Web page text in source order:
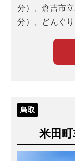
分）、倉吉市
分）、どんぐ
鳥取
米田
チラシ
LINE